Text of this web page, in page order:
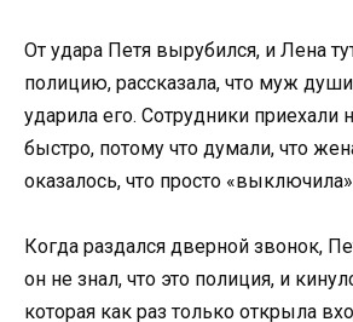
От удара Петя вырубился, и Лена
полицию, рассказала, что муж
ударила его. Сотрудники приехали
быстро, потому что думали, что
оказалось, что просто
Когда раздался дверной звонок,
он не знал, что это полиция, и
которая как раз только открыла